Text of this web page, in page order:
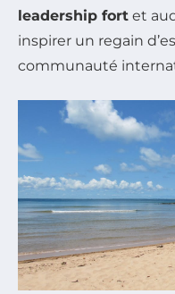
leadership fort et
inspirer un regain
communauté